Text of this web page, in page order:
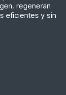
regeneran
eficientes y sin